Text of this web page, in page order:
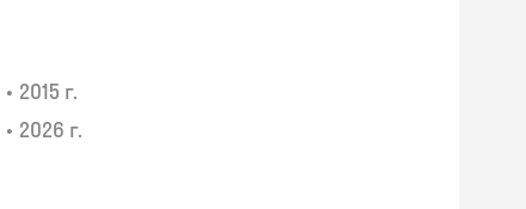
• 2015 г.
• 2026 г.